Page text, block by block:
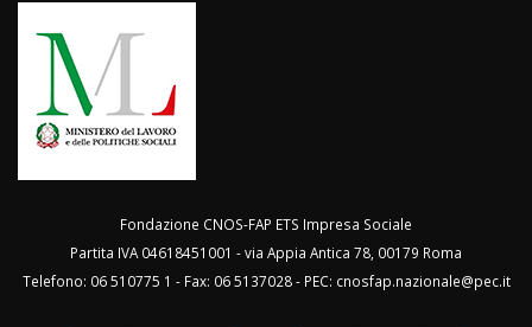
Fondazione CNOS-FAP ETS Impresa Sociale
Partita IVA 04618451001 - via Appia Antica 78, 00179 Roma
Telefono: 06 510775 1 - Fax: 06 5137028 - PEC: cnosfap.nazionale@pec.it